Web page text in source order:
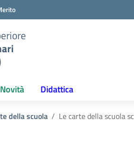
Novità Didattica
della scuola Le carte della scuola